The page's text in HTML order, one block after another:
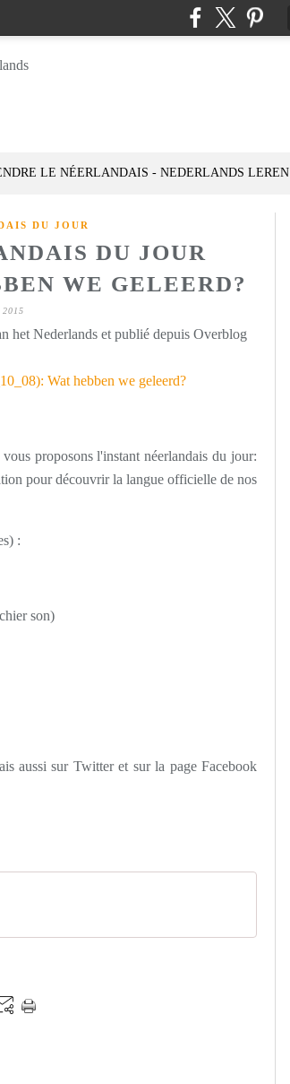
LE NÉERLANDAIS - NEDERLANDS LEREN
DU JOUR
DU JOUR
WE GELEERD?
2015
het Nederlands et publié depuis Overblog
proposons l'instant néerlandais du jour:
pour découvrir la langue officielle de nos
:
son)
aussi sur Twitter et sur la page Facebook